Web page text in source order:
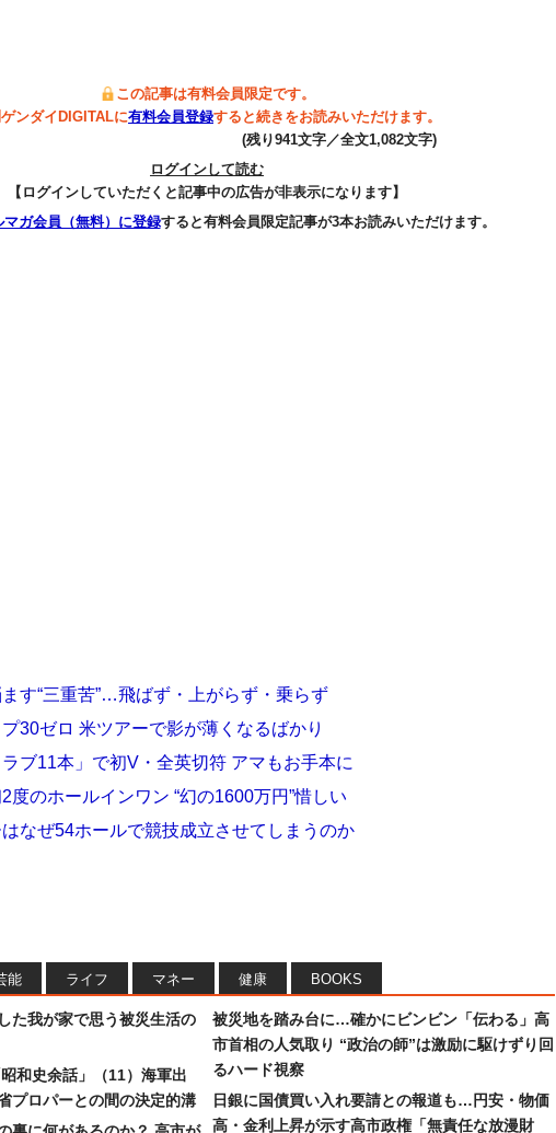
この記事は有料会員限定です。
ゲンダイDIGITALに有料会員登録すると続きをお読みいただけます。
(残り941文字／全文1,082文字)
ログインして読む
【ログインしていただくと記事中の広告が非表示になります】
マガ会員（無料）に登録すると有料会員限定記事が3本お読みいただけます。
す“三重苦”…飛ばず・上がらず・乗らず
30ゼロ 米ツアーで影が薄くなるばかり
ブ11本」で初V・全英切符 アマもお手本に
度のホールインワン “幻の1600万円”惜しい
なぜ54ホールで競技成立させてしまうのか
能 ライフ マネー 健康 BOOKS
た我が家で思う被災生活の
和史余話」（11）海軍出
プロパーとの間の決定的溝
被災地を踏み台に…確かにビンビン「伝わる」高
市首相の人気取り “政治の師”は激励に駆けずり回
るハード視察
日銀に国債買い入れ要請との報道も…円安・物価
高・金利上昇が示す高市政権「無責任な放漫財